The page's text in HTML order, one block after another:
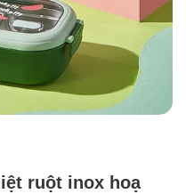
ruột inox hoạ